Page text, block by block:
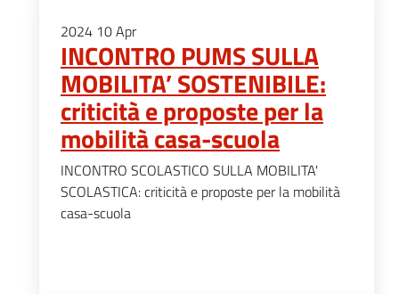
2024 10Apr
INCONTRO PUMS SULLA
MOBILITA’ SOSTENIBILE:
criticità e proposte per la
mobilità casa-scuola
INCONTRO SCOLASTICO SULLA MOBILITA'
SCOLASTICA: criticità e proposte per la mobilità
casa-scuola